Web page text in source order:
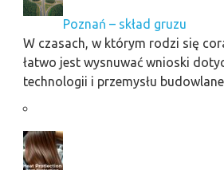
Poznań – skład gruzu
W czasach, w którym rodzi się
łatwo jest wysnuwać wnioski
technologii i przemysłu